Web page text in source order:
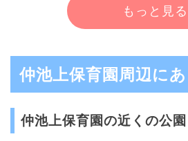
もっと見る
仲池上保育園周辺に
仲池上保育園の近くの公園